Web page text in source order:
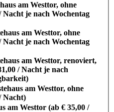
am Westtor, ohne
je nach Wochentag
am Westtor, ohne
je nach Wochentag
am Westtor, renoviert,
/ Nacht je nach
am Westtor, ohne
Nacht)
am Westtor (ab € 35,00 /